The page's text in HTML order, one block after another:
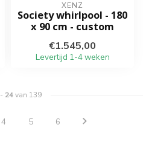
XENZ
Society whirlpool - 180
x 90 cm - custom
€1.545,00
Levertijd 1-4 weken
- 24van 139
4 5 6